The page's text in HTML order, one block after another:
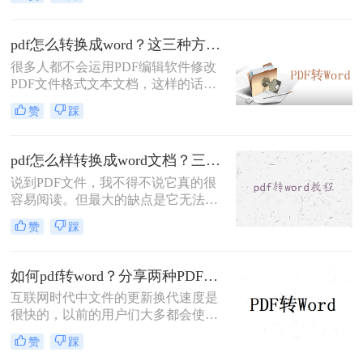
出来，这里小编总结一些电脑pdf怎么
转换成word的方法推荐给大家，方便
日常应用。
pdf怎么转换成word？这三种方法你可以试试！
很多人都不会运用PDF编辑软件修改
PDF文件格式文本文档，这样的话，
碰到了这类文件格式该如何处理呢？
实际上有效的方法便是将其转为Word
档进行修改啦！那么pdf怎么转换成
word呢？下面来给大家讲讲pdf文档转
换成word文档的方法。
赞 踩
pdf怎么样转换成word文档？三种操作方法分享给你！
说到PDF文件，我不得不说它真的很
容易阅读。但最大的缺点是它无法修
改。在这个时候，我们只能无奈叹
息。我们想要将PDF文件变成我们可
法来实现它。比如说pdf怎么样转换成
word文档。那么问题来了，怎么pdf转
word呢？方法如下，快来Mark吧！
赞 踩
如何pdf转word？分享两种PDF文件转换方式！
互联网时代中文件的更新换代速度是
很快的，以前的用户们大多都会使用
Word文档来记录各种信息，随着技术
的进步，近两年来PDF文档愈发火爆
赞 踩